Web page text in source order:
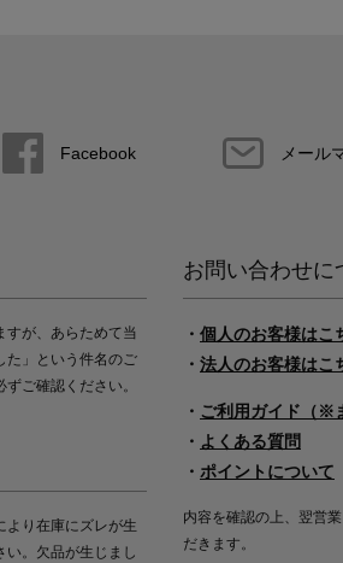
Facebook メール
すが、あらためて当
た」という件名のご
ご確認ください。
より在庫にズレが生
い。欠品が生じまし
お問い合わせに
・ 個人のお客様はこ
・ 法人のお客様はこ
・ ご利用ガイド（※
・ よくある質問
・ ポイントについて
内容を確認の上、翌営
だきます。